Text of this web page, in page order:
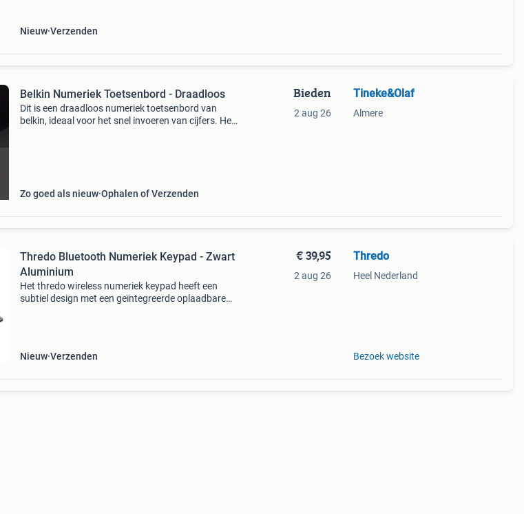
Nieuw Verzenden
Belkin Numeriek Toetsenbord - Draadloos
Dit is een draadloos numeriek toetsenbord van
belkin, ideaal voor het snel invoeren van cijfers. Het
Zo goed als nieuw Ophalen of Verzenden
Bieden
2 aug 26
Tineke&Olaf
Almere
Thredo Bluetooth Numeriek Keypad - Zwart
Aluminium
Het thredo wireless numeriek keypad heeft een
subtiel design met een geïntegreerde oplaadbare
Nieuw Verzenden
€ 39,95
2 aug 26
Thredo
Heel Nederland
Bezoek website